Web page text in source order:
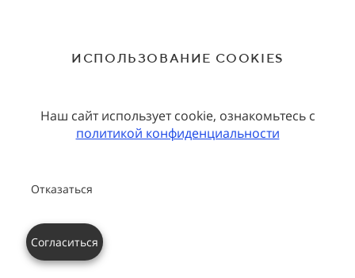
ИСПОЛЬЗОВАНИЕ COOKIES
Наш сайт использует cookie, ознакомьтесь с
политикой конфиденциальности
Отказаться
Согласиться